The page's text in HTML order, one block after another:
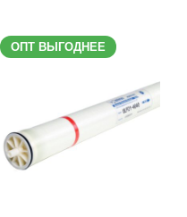
ОПТ ВЫГОДНЕЕ